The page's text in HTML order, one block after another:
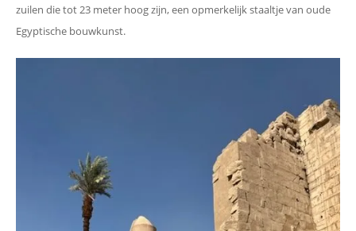
zuilen die tot 23 meter hoog zijn, een opmerkelijk staaltje van oude
Egyptische bouwkunst.